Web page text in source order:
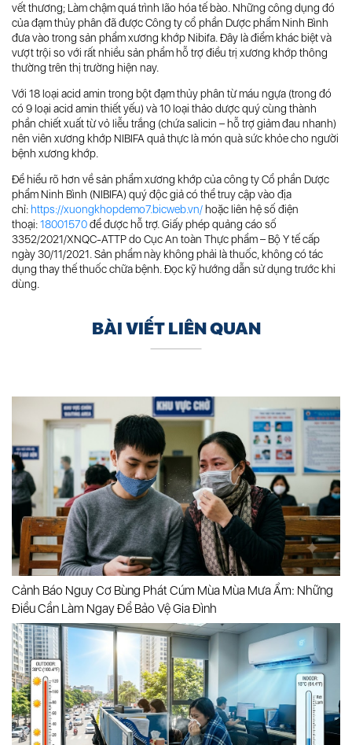
vết thương; Làm chậm quá trình lão hóa tế bào. Những công dụng đó
của đạm thủy phân đã được Công ty cổ phần Dược phẩm Ninh Bình
đưa vào trong sản phẩm xương khớp Nibifa. Đây là điểm khác biệt và
vượt trội so với rất nhiều sản phẩm hỗ trợ điều trị xương khớp thông
thường trên thị trường hiện nay.
Với 18 loại acid amin trong bột đạm thủy phân từ máu ngựa (trong đó
có 9 loại acid amin thiết yếu) và 10 loại thảo dược quý cùng thành
phần chiết xuất từ vỏ liễu trắng (chứa salicin – hỗ trợ giảm đau nhanh)
nên viên xương khớp NIBIFA quả thực là món quà sức khỏe cho người
bệnh xương khớp.
Để hiểu rõ hơn về sản phẩm xương khớp của công ty Cổ phần Dược
phẩm Ninh Bình (NIBIFA) quý độc giả có thể truy cập vào địa
chỉ: https://xuongkhopdemo7.bicweb.vn/ hoặc liên hệ số điện
thoại:18001570để được hỗ trợ. Giấy phép quảng cáo số
3352/2021/XNQC-ATTP do Cục An toàn Thực phẩm – Bộ Y tế cấp
ngày 30/11/2021. Sản phẩm này không phải là thuốc, không có tác
dụng thay thế thuốc chữa bệnh. Đọc kỹ hướng dẫn sử dụng trước khi
dùng.
BÀI VIẾT LIÊN QUAN
Cảnh Báo Nguy Cơ Bùng Phát Cúm Mùa Mùa Mưa Ẩm: Những
Điều Cần Làm Ngay Để Bảo Vệ Gia Đình